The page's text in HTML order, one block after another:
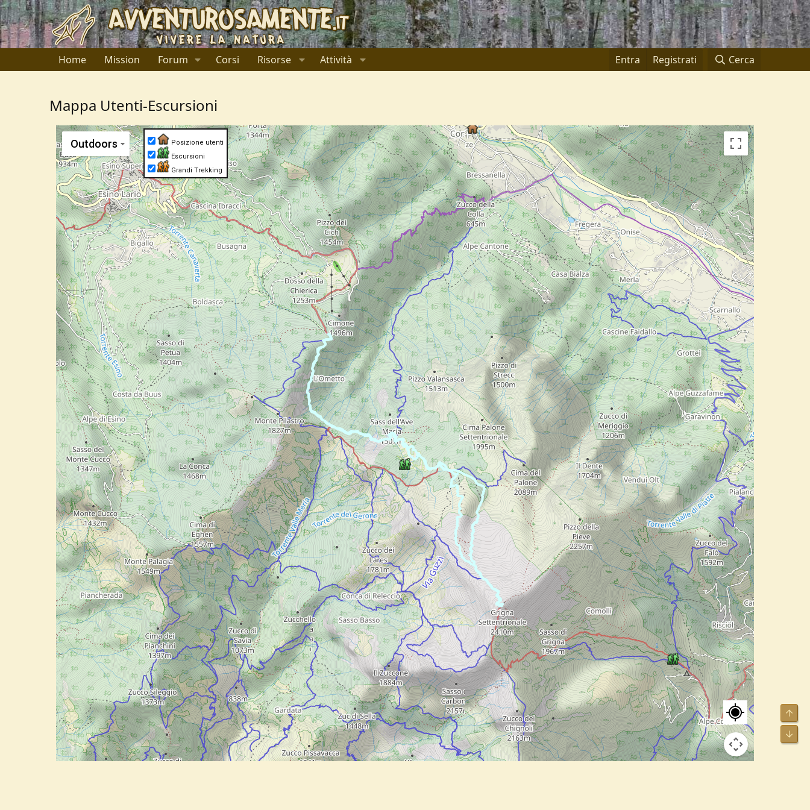
Home Mission Forum Corsi Risorse Attività Entra Registrati Cerca
Mappa Utenti-Escursioni
Outdoors
Posizione utenti
Escursioni
Grandi Trekking
Alto